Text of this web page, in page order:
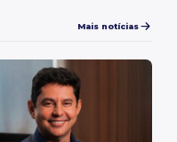
Mais notícias